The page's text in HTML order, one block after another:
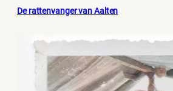
De rattenvanger van Aalten